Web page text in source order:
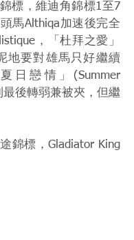
標，維迪角錦標1至7
馬Althiqa加速後完全
，「杜拜之愛」
地要對雄馬只好繼續
日戀情」(Summer
最後轉弱兼被夾，但繼
錦標，Gladiator King